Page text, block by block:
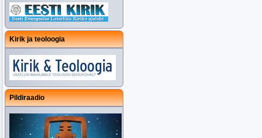
Kirik ja teoloogia
Pildiraadio